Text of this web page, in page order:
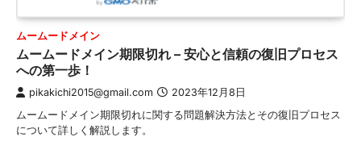
ムームードメイン
ムームードメイン期限切れ – 安心と信頼の復旧プロセス
への第一歩！
pikakichi2015@gmail.com 2023年12月8日
ムームードメイン期限切れに関する問題解決方法とその復旧プロセス
について詳しく解説します。